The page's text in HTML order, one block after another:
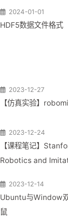
2024-01-01
HDF5数据文件格式
2023-12-27
【仿真实验】
2023-12-24
【课程笔记】
Robotics and
2023-12-14
Ubuntu与Window
鼠